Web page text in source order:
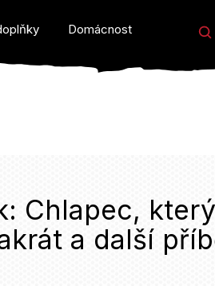
Domácnost a dárky
Chlapec, který
a další